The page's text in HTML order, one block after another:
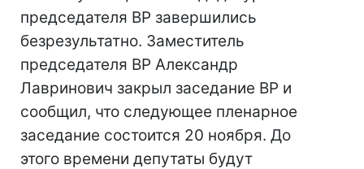
председателя ВР завершились
безрезультатно. Заместитель
председателя ВР Александр
Лавринович закрыл заседание ВР и
сообщил, что следующее пленарное
заседание состоится 20 ноября. До
этого времени депутаты будут